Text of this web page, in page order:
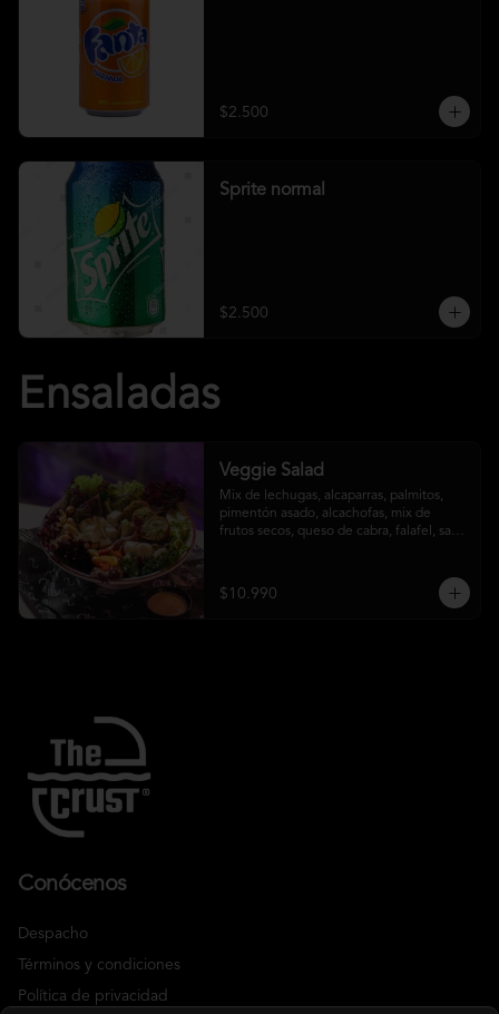
$2.500
Sprite normal
$2.500
Ensaladas
Veggie Salad
Mix de lechugas, alcaparras, palmitos,
pimentón asado, alcachofas, mix de
frutos secos, queso de cabra, falafel, salsa
$10.990
Conócenos
Despacho
Términos y condiciones
Política de privacidad